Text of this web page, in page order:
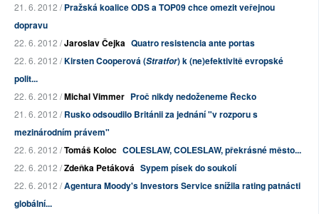
21. 6. 2012 /Pražská koalice ODS a TOP09 chce omezit veřejnou
dopravu
22. 6. 2012 /Jaroslav Čejka Quatro resistencia ante portas
22. 6. 2012 /Kirsten Cooperová (Stratfor) k (ne)efektivitě evropské
polit...
22. 6. 2012 /Michal Vimmer Proč nikdy nedoženeme Řecko
21. 6. 2012 /Rusko odsoudilo Británii za jednání "v rozporu s
mezinárodním právem"
22. 6. 2012 /Tomáš Koloc COLESLAW, COLESLAW, překrásné město...
22. 6. 2012 /Zdeňka Petáková Sypem písek do soukolí
22. 6. 2012 /Agentura Moody's Investors Service snížila rating patnácti
globální...